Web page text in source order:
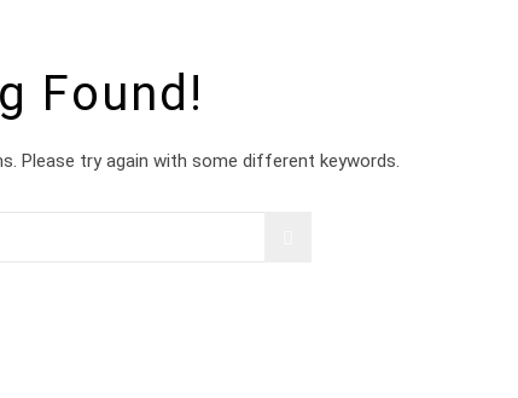
Found!
Please try again with some different keywords.